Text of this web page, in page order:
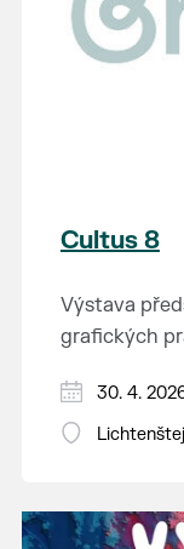
Cultus 8
Výstava
grafických
30. 4.